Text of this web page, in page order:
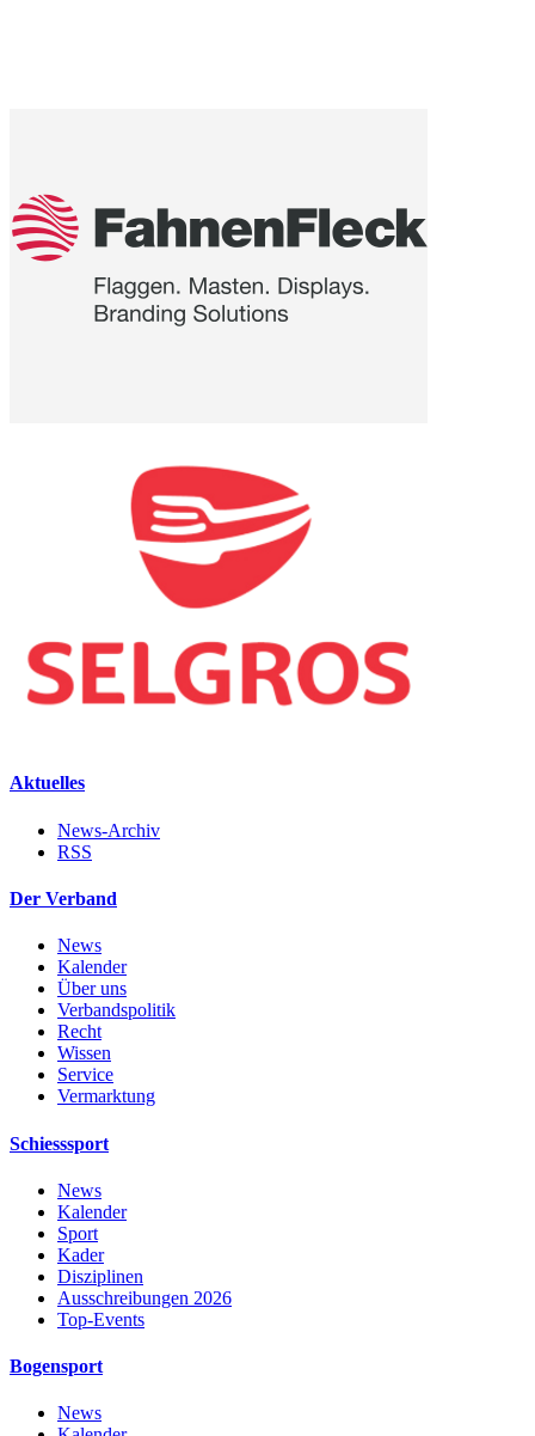
Aktuelles
News-Archiv
RSS
Der Verband
News
Kalender
Über uns
Verbandspolitik
Recht
Wissen
Service
Vermarktung
Schiesssport
News
Kalender
Sport
Kader
Disziplinen
Ausschreibungen 2026
Top-Events
Bogensport
News